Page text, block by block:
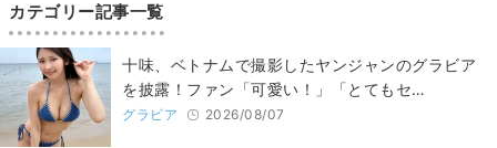
カテゴリー記事一覧
十味、ベトナムで撮影したヤンジャンのグラビア
を披露！ファン「可愛い！」「とてもセ…
グラビア 2026/08/07